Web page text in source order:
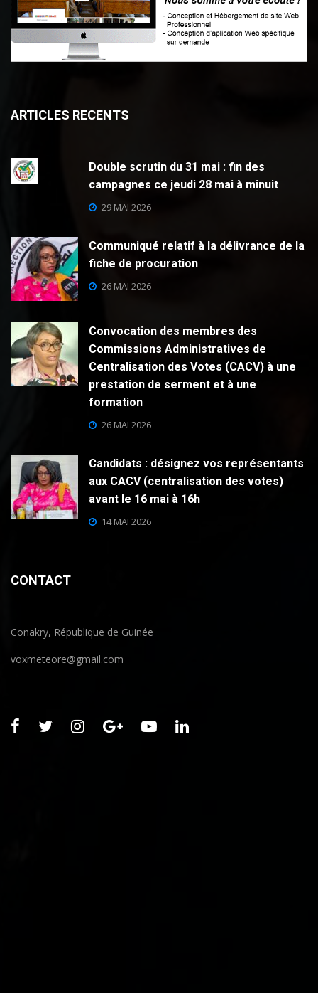
ARTICLES RECENTS
Double scrutin du 31 mai : fin des
campagnes ce jeudi 28 mai à minuit
29 MAI 2026
Communiqué relatif à la délivrance de la
fiche de procuration
26 MAI 2026
Convocation des membres des
Commissions Administratives de
Centralisation des Votes (CACV) à une
prestation de serment et à une
formation
26 MAI 2026
Candidats : désignez vos représentants
aux CACV (centralisation des votes)
avant le 16 mai à 16h
14 MAI 2026
CONTACT
Conakry, République de Guinée
voxmeteore@gmail.com